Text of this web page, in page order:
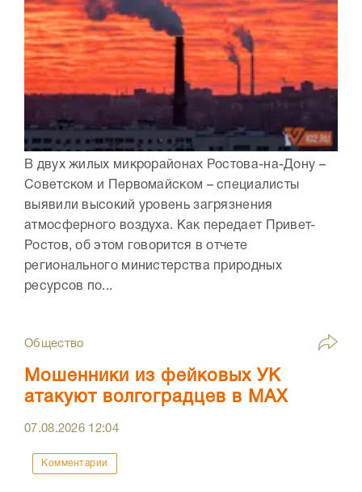
В двух жилых микрорайонах Ростова-на-Дону –
Советском и Первомайском – специалисты
выявили высокий уровень загрязнения
атмосферного воздуха. Как передает Привет-
Ростов, об этом говорится в отчете
регионального министерства природных
ресурсов по...
Общество
Мошенники из фейковых УК
атакуют волгоградцев в МАХ
07.08.2026 12:04
Комментарии